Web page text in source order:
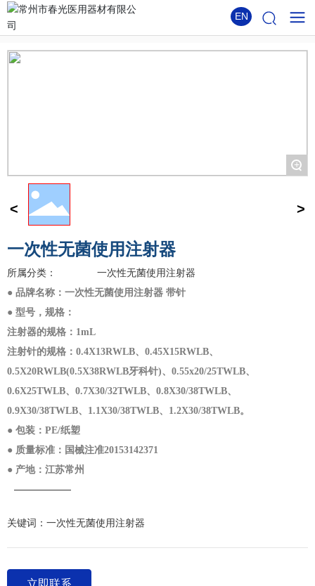
EN
+
一次性无菌使用注射器
所属分类： 一次性无菌使用注射器
● 品牌名称：一次性无菌使用注射器 带针
● 型号，规格：
注射器的规格：1mL
注射针的规格：0.4X13RWLB、0.45X15RWLB、
0.5X20RWLB(0.5X38RWLB牙科针)、0.55x20/25TWLB、
0.6X25TWLB、0.7X30/32TWLB、0.8X30/38TWLB、
0.9X30/38TWLB、1.1X30/38TWLB、1.2X30/38TWLB。
● 包装：PE/纸塑
● 质量标准：国械注准20153142371
● 产地：江苏常州
关键词： 一次性无菌使用注射器
立即联系